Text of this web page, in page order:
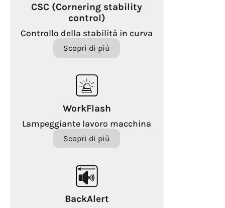
CSC (Cornering stability
control)
Controllo della stabilità in curva
Scopri di più
WorkFlash
Lampeggiante lavoro macchina
Scopri di più
BackAlert